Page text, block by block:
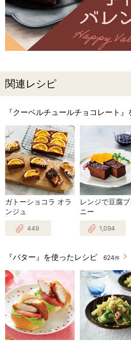
関連レシピ
『クーベルチュールチョコレート
ガトーショコラ オラ
ンジュ
449
レンジで豆腐ブ
ニー
1,094
『バター』を使ったレシピ 624件